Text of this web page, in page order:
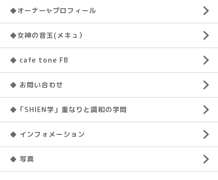
◆オーナー✨プロフィール
◆女神の音玉(メキュ）
◆ cafe tone FB
◆ お問い合わせ
◆「SHIEN学」重なりと調和の学問
◆ インフォメーション
◆ 写真